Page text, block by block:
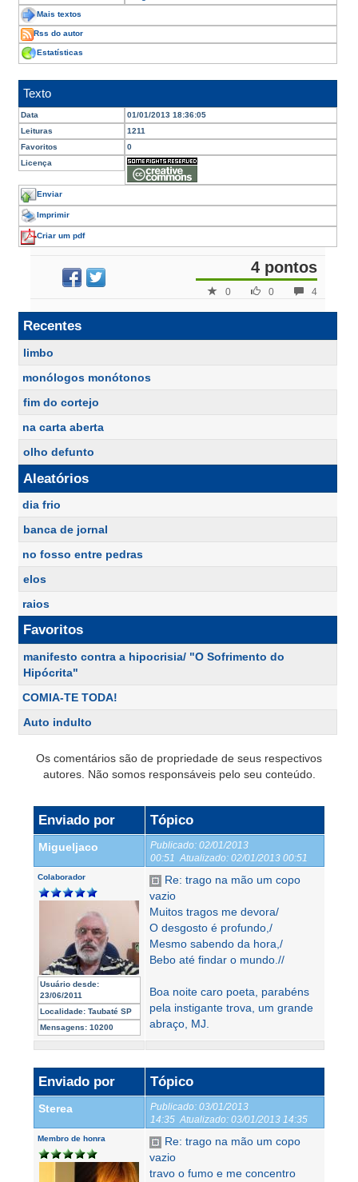
Mais textos
Rss do autor
Estatísticas
Texto
Data
01/01/2013 18:36:05
Leituras
1211
Favoritos
0
Licença
Enviar
Imprimir
Criar um pdf
4 pontos
4
0
0
Recentes
limbo
monólogos monótonos
fim do cortejo
na carta aberta
olho defunto
Aleatórios
dia frio
banca de jornal
no fosso entre pedras
elos
raios
Favoritos
manifesto contra a hipocrisia/ "O Sofrimento do
Hipócrita"
COMIA-TE TODA!
Auto indulto
Os comentários são de propriedade de seus respectivos
autores. Não somos responsáveis pelo seu conteúdo.
Enviado por Tópico
Migueljaco Publicado: 02/01/2013
00:51 Atualizado: 02/01/2013 00:51
Colaborador
Usuário desde:
23/06/2011
Localidade: Taubaté SP
Mensagens: 10200
Re: trago na mão um copo
vazio
Muitos tragos me devora/
O desgosto é profundo,/
Mesmo sabendo da hora,/
Bebo até findar o mundo.//
Boa noite caro poeta, parabéns
pela instigante trova, um grande
abraço, MJ.
Enviado por Tópico
Sterea Publicado: 03/01/2013
14:35 Atualizado: 03/01/2013 14:35
Membro de honra
Re: trago na mão um copo
vazio
travo o fumo e me concentro